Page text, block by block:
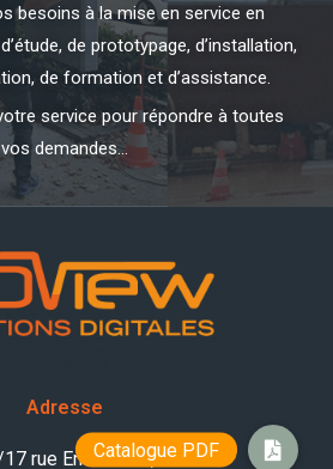
besoins à la mise en service en
de prototypage, d’installation,
de formation et d’assistance.
service pour répondre à toutes
vos demandes…
Adresse
rue Emile Zola,